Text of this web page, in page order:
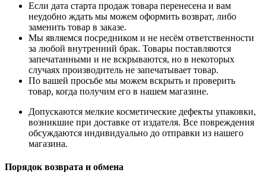
Если дата старта продаж товара перенесена и вам
неудобно ждать мы можем оформить возврат, либо
заменить товар в заказе.
Мы являемся посредником и не несём ответственности
за любой внутренний брак. Товары поставляются
запечатанными и не вскрываются, но в некоторых
случаях производитель не запечатывает товар.
По вашей просьбе мы можем вскрыть и проверить
товар, когда получим его в нашем магазине.
Допускаются мелкие косметические дефекты упаковки,
возникшие при доставке от издателя. Все повреждения
обсуждаются индивидуально до отправки из нашего
магазина.
Порядок возврата и обмена